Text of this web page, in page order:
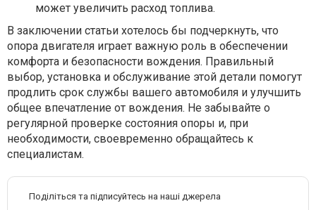
может увеличить расход топлива.
В заключении статьи хотелось бы подчеркнуть, что
опора двигателя играет важную роль в обеспечении
комфорта и безопасности вождения. Правильный
выбор, установка и обслуживание этой детали помогут
продлить срок службы вашего автомобиля и улучшить
общее впечатление от вождения. Не забывайте о
регулярной проверке состояния опоры и, при
необходимости, своевременно обращайтесь к
специалистам.
Поділіться та підписуйтесь на наші джерела